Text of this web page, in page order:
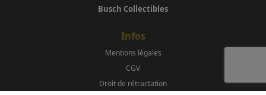
Busch Collectibles
Infos
Mentions légales
CGV
Droit de rétractation